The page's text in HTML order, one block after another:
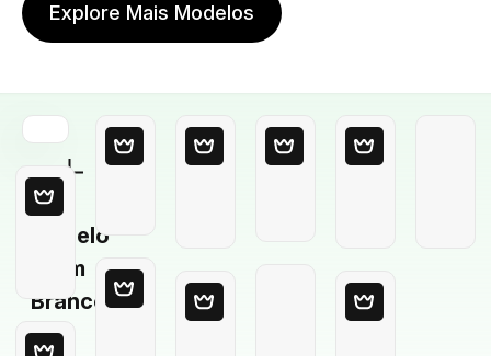
Explore Mais Modelos
Modelo
em
Branco